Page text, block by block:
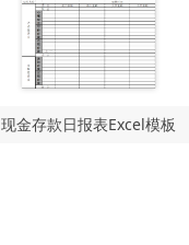
现金存款日报表Excel模板